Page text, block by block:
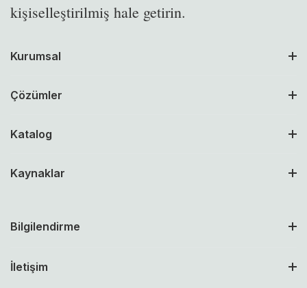
kişiselleştirilmiş hale getirin.
Kurumsal
Çözümler
Katalog
Kaynaklar
Bilgilendirme
İletişim